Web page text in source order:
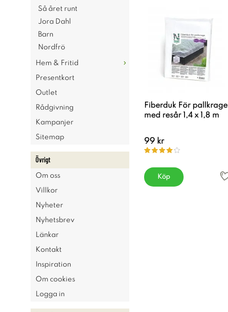
Så året runt
Jora Dahl
Barn
Nordfrö
Hem & Fritid
Presentkort
Outlet
Rådgivning
Kampanjer
Sitemap
Övrigt
Om oss
Villkor
Nyheter
Nyhetsbrev
Länkar
Kontakt
Inspiration
Om cookies
Logga in
Fiberduk För pallkrage
med resår 1,4 x 1,8 m
99 kr
Köp